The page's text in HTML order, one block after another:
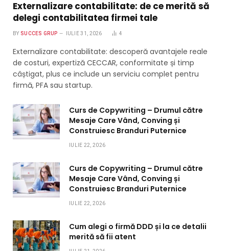
Externalizare contabilitate: de ce merită să
delegi contabilitatea firmei tale
BY SUCCES GRUP IULIE 31, 2026 4
Externalizare contabilitate: descoperă avantajele reale
de costuri, expertiză CECCAR, conformitate și timp
câștigat, plus ce include un serviciu complet pentru
firmă, PFA sau startup.
Curs de Copywriting – Drumul către
Mesaje Care Vând, Conving și
Construiesc Branduri Puternice
IULIE 22, 2026
Curs de Copywriting – Drumul către
Mesaje Care Vând, Conving și
Construiesc Branduri Puternice
IULIE 22, 2026
Cum alegi o firmă DDD și la ce detalii
merită să fii atent